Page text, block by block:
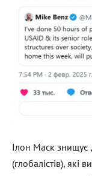
Ілон Маск знищує
(глобалістів), які